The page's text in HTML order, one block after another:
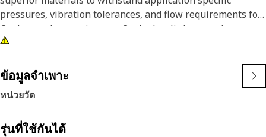
pressures, vibration tolerances, and flow requirements for
Cat heavy-duty equipment. Cat hydraulic hose and
couplings are subjected to the most rigorous testing
combination is tested as a system to ensure a perfect fit
that yields maximum safety and dependability.
ข้อมูลจำเพาะ
หน่วยวัด
รุ่นที่ใช้กันได้